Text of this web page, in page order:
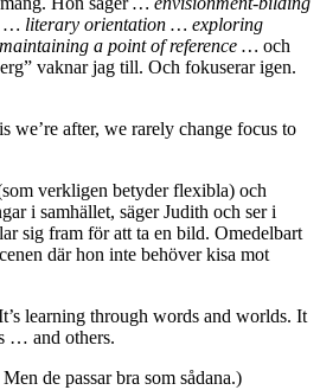
… literary orientation … exploring
a point of reference … och
vaknar jag till. Och fokuserar igen.
we’re after, we rarely change focus to
verkligen betyder flexibla) och
i samhället, säger Judith och ser i
sig fram för att ta en bild. Omedelbart
där hon inte behöver kisa mot
learning through words and worlds. It
… and others.
de passar bra som sådana.)